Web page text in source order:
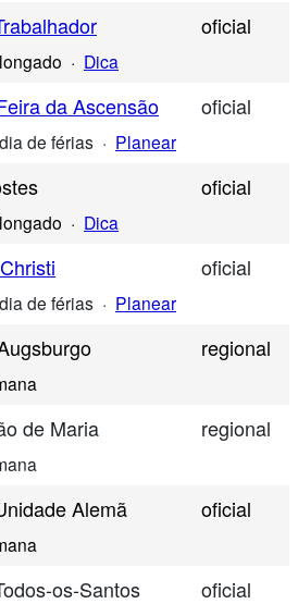
oficial
· Dica
da Ascensão oficial
de férias · Planear
oficial
· Dica
oficial
de férias · Planear
regional
de Maria regional
Alemã oficial
os-Santos oficial